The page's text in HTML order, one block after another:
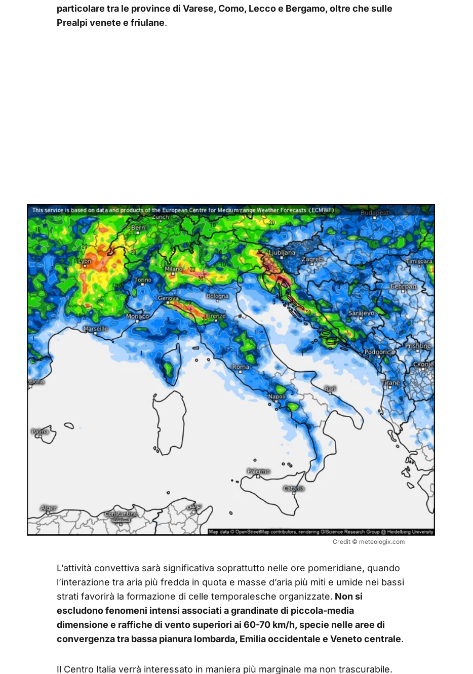
particolare tra le province di Varese, Como, Lecco e Bergamo, oltre che sulle
Prealpi venete e friulane.
Credit © meteologix.com
L’attività convettiva sarà significativa soprattutto nelle ore pomeridiane, quando
l’interazione tra aria più fredda in quota e masse d’aria più miti e umide nei bassi
strati favorirà la formazione di celle temporalesche organizzate. Non si
escludono fenomeni intensi associati a grandinate di piccola-media
dimensione e raffiche di vento superiori ai 60-70 km/h, specie nelle aree di
convergenza tra bassa pianura lombarda, Emilia occidentale e Veneto centrale.
Il Centro Italia verrà interessato in maniera più marginale ma non trascurabile.